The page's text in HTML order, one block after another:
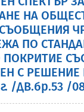
НА
ПО
С РЕШЕНИЕ
/ДВ.бр.53 /